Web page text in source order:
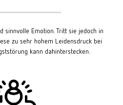
sinnvolle Emotion. Tritt sie jedoch in
zu sehr hohem Leidensdruck bei
kann dahinterstecken.